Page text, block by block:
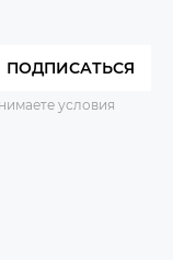
ПОДПИСАТЬСЯ
условия